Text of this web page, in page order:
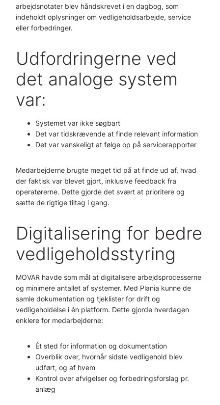
arbejdsnotater blev håndskrevet i en dagbog, som
indeholdt oplysninger om vedligeholdsarbejde, service
eller forbedringer.
Udfordringerne ved
det analoge system
var:
Systemet var ikke søgbart
Det var tidskrævende at finde relevant information
Det var vanskeligt at følge op på servicerapporter
Medarbejderne brugte meget tid på at finde ud af, hvad
der faktisk var blevet gjort, inklusive feedback fra
operatørerne. Dette gjorde det svært at prioritere og
sætte de rigtige tiltag i gang.
Digitalisering for bedre
vedligeholdsstyring
MOVAR havde som mål at digitalisere arbejdsprocesserne
og minimere antallet af systemer. Med Plania kunne de
samle dokumentation og tjeklister for drift og
vedligeholdelse i én platform. Dette gjorde hverdagen
enklere for medarbejderne:
Ét sted for information og dokumentation
Overblik over, hvornår sidste vedligehold blev
udført, og af hvem
Kontrol over afvigelser og forbedringsforslag pr.
anlæg